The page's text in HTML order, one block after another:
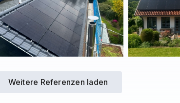
Weitere Referenzen laden